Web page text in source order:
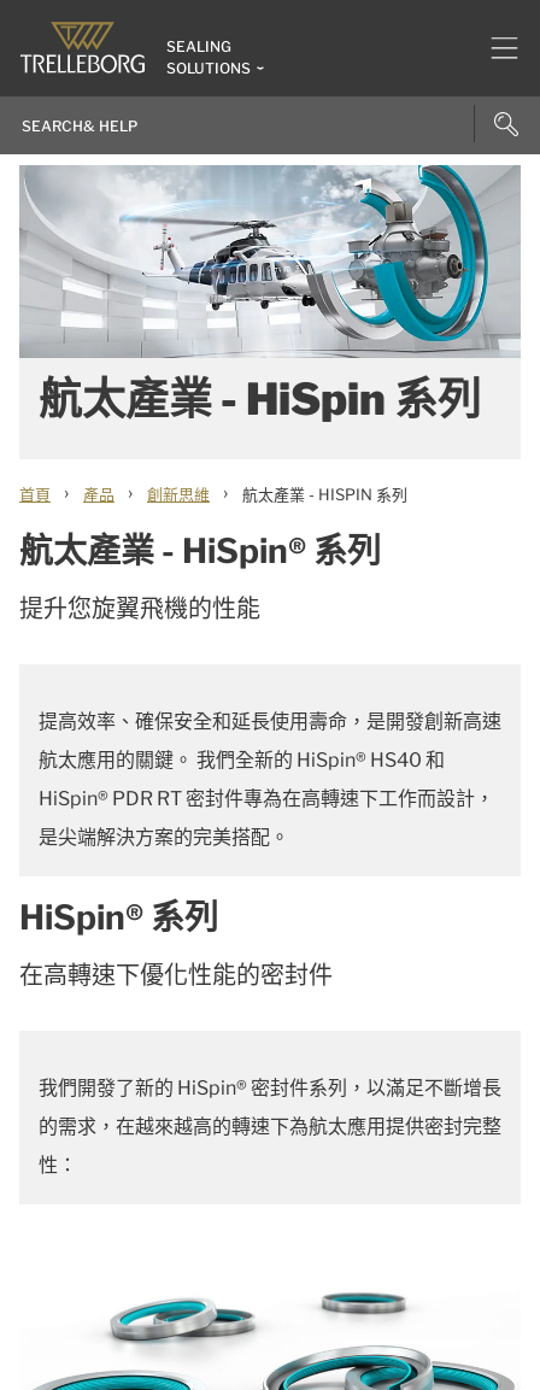
SEALING
SOLUTIONS
航太產業 - HiSpin 系列
首頁 › 產品 › 創新思維 › 航太產業 - HISPIN 系列
航太產業 - HiSpin® 系列
提升您旋翼飛機的性能
提高效率、確保安全和延長使用壽命，是開發創新高速
航太應用的關鍵。 我們全新的 HiSpin® HS40 和
HiSpin® PDR RT 密封件專為在高轉速下工作而設計，
是尖端解決方案的完美搭配。
HiSpin® 系列
在高轉速下優化性能的密封件
我們開發了新的 HiSpin® 密封件系列，以滿足不斷增長
的需求，在越來越高的轉速下為航太應用提供密封完整
性：